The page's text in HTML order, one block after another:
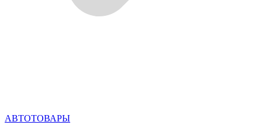
АВТОТОВАРЫ